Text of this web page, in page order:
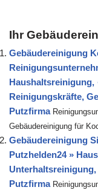
Ihr
Gebäudereinigung
Reinigungskräfte,
Putzfirma
Gebäudereinigung für
Gebäudereinigung
Putzhelden24 »
Putzfirma